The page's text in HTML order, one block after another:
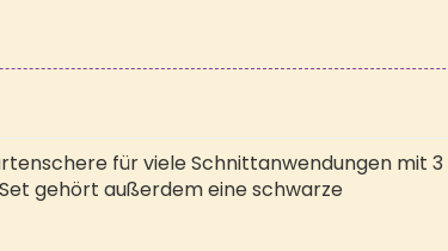
für viele Schnittanwendungen mit 3
gehört außerdem eine schwarze